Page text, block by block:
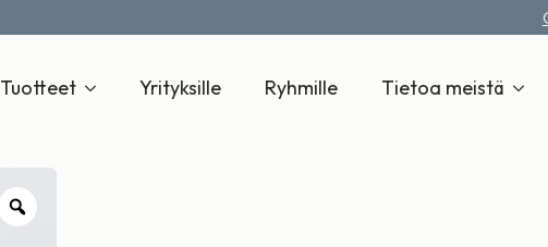
Tuotteet Yrityksille Ryhmille Tietoa meistä
Zoom